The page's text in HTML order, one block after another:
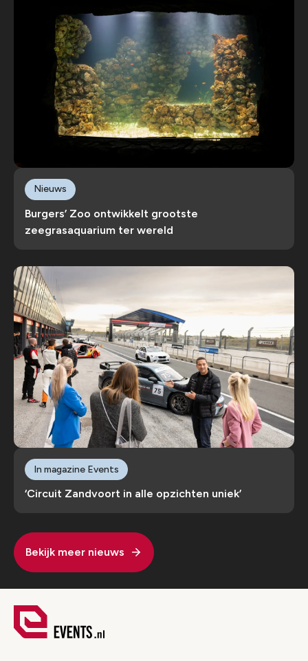
Burgers’ Zoo ontwikkelt grootste
zeegrasaquarium ter wereld
Nieuws
‘Circuit Zandvoort in alle opzichten uniek’
In magazine Events
Bekijk meer nieuws